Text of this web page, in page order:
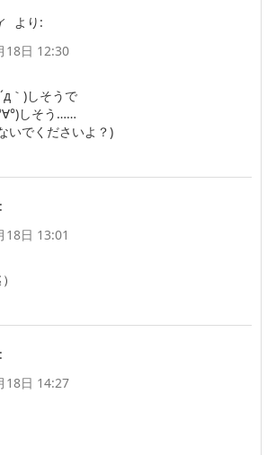
より:
18日 12:30
｀)しそうで
しそう……
いでくださいよ？)
18日 13:01
18日 14:27